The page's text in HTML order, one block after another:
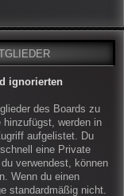
ignorierten
des Boards zu
hinzufügst, werden in
aufgelistet. Du
eine Private
verwendest, können
Wenn du einen
standardmäßig nicht.